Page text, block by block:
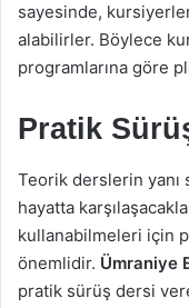
sayesinde,
alabilirler. Böylece
programlarına göre
Pratik
Teorik derslerin yanı
hayatta
kullanabilmeleri için
önemlidir. Ümraniye
pratik sürüş dersi